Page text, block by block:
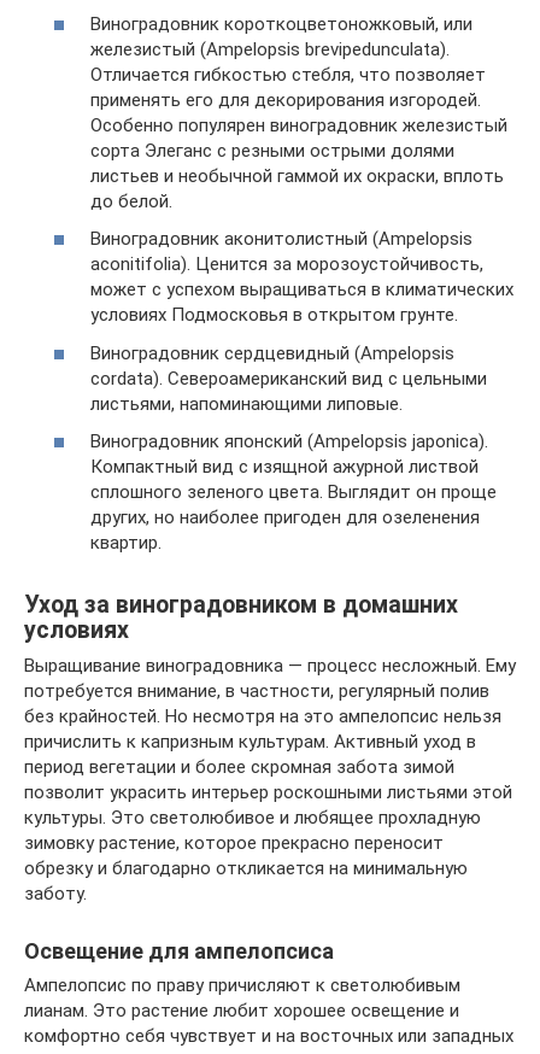
Виноградовник короткоцветоножковый, или
железистый (Ampelopsis brevipedunculata).
Отличается гибкостью стебля, что позволяет
применять его для декорирования изгородей.
Особенно популярен виноградовник железистый
сорта Элеганс с резными острыми долями
листьев и необычной гаммой их окраски, вплоть
до белой.
Виноградовник аконитолистный (Ampelopsis
aconitifolia). Ценится за морозоустойчивость,
может с успехом выращиваться в климатических
условиях Подмосковья в открытом грунте.
Виноградовник сердцевидный (Ampelopsis
cordata). Североамериканский вид с цельными
листьями, напоминающими липовые.
Виноградовник японский (Ampelopsis japonica).
Компактный вид с изящной ажурной листвой
сплошного зеленого цвета. Выглядит он проще
других, но наиболее пригоден для озеленения
квартир.
Уход за виноградовником в домашних
условиях
Выращивание виноградовника — процесс несложный. Ему
потребуется внимание, в частности, регулярный полив
без крайностей. Но несмотря на это ампелопсис нельзя
причислить к капризным культурам. Активный уход в
период вегетации и более скромная забота зимой
позволит украсить интерьер роскошными листьями этой
культуры. Это светолюбивое и любящее прохладную
зимовку растение, которое прекрасно переносит
обрезку и благодарно откликается на минимальную
заботу.
Освещение для ампелопсиса
Ампелопсис по праву причисляют к светолюбивым
лианам. Это растение любит хорошее освещение и
комфортно себя чувствует и на восточных или западных